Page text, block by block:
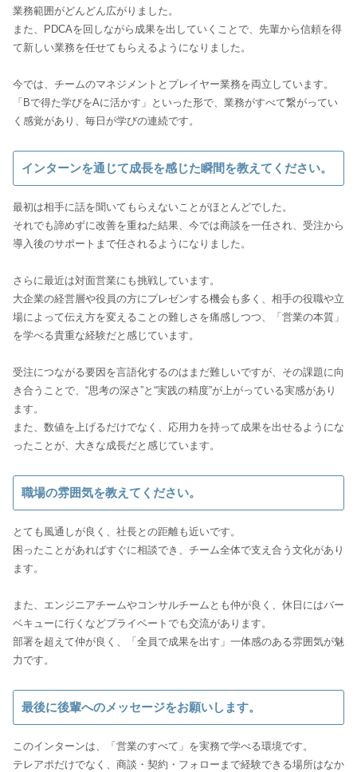
業務範囲がどんどん広がりました。
また、PDCAを回しながら成果を出していくことで、先輩から信頼を得
て新しい業務を任せてもらえるようになりました。
今では、チームのマネジメントとプレイヤー業務を両立しています。
「Bで得た学びをAに活かす」といった形で、業務がすべて繋がってい
く感覚があり、毎日が学びの連続です。
インターンを通じて成長を感じた瞬間を教えてください。
最初は相手に話を聞いてもらえないことがほとんどでした。
それでも諦めずに改善を重ねた結果、今では商談を一任され、受注から
導入後のサポートまで任されるようになりました。
さらに最近は対面営業にも挑戦しています。
大企業の経営層や役員の方にプレゼンする機会も多く、相手の役職や立
場によって伝え方を変えることの難しさを痛感しつつ、「営業の本質」
を学べる貴重な経験だと感じています。
受注につながる要因を言語化するのはまだ難しいですが、その課題に向
き合うことで、“思考の深さ”と“実践の精度”が上がっている実感があり
ます。
また、数値を上げるだけでなく、応用力を持って成果を出せるようにな
ったことが、大きな成長だと感じています。
職場の雰囲気を教えてください。
とても風通しが良く、社長との距離も近いです。
困ったことがあればすぐに相談でき、チーム全体で支え合う文化があり
ます。
また、エンジニアチームやコンサルチームとも仲が良く、休日にはバー
ベキューに行くなどプライベートでも交流があります。
部署を超えて仲が良く、「全員で成果を出す」一体感のある雰囲気が魅
力です。
最後に後輩へのメッセージをお願いします。
このインターンは、「営業のすべて」を実務で学べる環境です。
テレアポだけでなく、商談・契約・フォローまで経験できる場所はなか